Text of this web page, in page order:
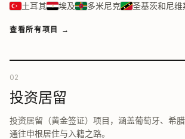
土耳其 埃及 多米尼克 圣基茨和尼维
查看所有项目 →
02
投资居留
投资居留（黄金签证）项目，涵盖葡萄牙、希腊
通往申根居住与入籍之路。